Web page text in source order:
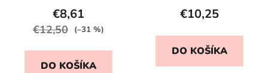
€8,61
€12,50 (–31 %)
DO KOŠÍKA
je
5,0
z
5
€10,25
DO KOŠÍKA